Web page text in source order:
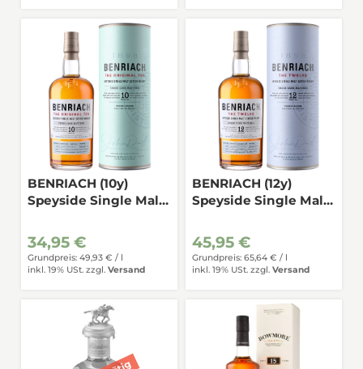
BENRIACH (10y)
Speyside Single Malt
34,95 €
Grundpreis: 49,93 € /
inkl. 19% USt. zzgl. Versand
BENRIACH (12y)
Speyside Single Malt
45,95 €
Grundpreis: 65,64 € /
inkl. 19% USt. zzgl. Versand